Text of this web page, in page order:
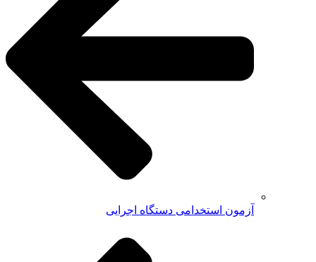
آزمون استخدامی دستگاه اجرایی